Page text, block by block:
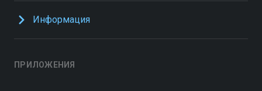
Информация
ПРИЛОЖЕНИЯ